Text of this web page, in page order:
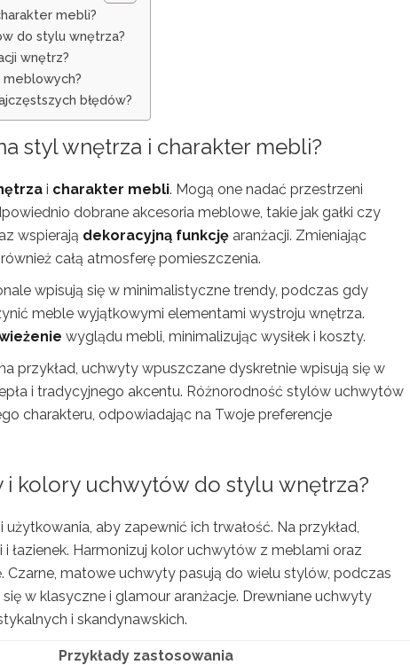
mebli?
do stylu wnętrza?
wnętrz?
błędów?
styl wnętrza i charakter mebli?
i charakter mebli. Mogą one nadać przestrzeni
dobrane akcesoria meblowe, takie jak gałki czy
wspierają dekoracyjną funkcję aranżacji. Zmieniając
całą atmosferę pomieszczenia.
wpisują się w minimalistyczne trendy, podczas gdy
meble wyjątkowymi elementami wystroju wnętrza.
wyglądu mebli, minimalizując wysiłek i koszty.
przykład, uchwyty wpuszczane dyskretnie wpisują się w
i tradycyjnego akcentu. Różnorodność stylów uchwytów
charakteru, odpowiadając na Twoje preferencje
i kolory uchwytów do stylu wnętrza?
aby zapewnić ich trwałość. Na przykład,
i łazienek. Harmonizuj kolor uchwytów z meblami oraz
matowe uchwyty pasują do wielu stylów, podczas
w klasyczne i glamour aranżacje. Drewniane uchwyty
i skandynawskich.
Przykłady zastosowania